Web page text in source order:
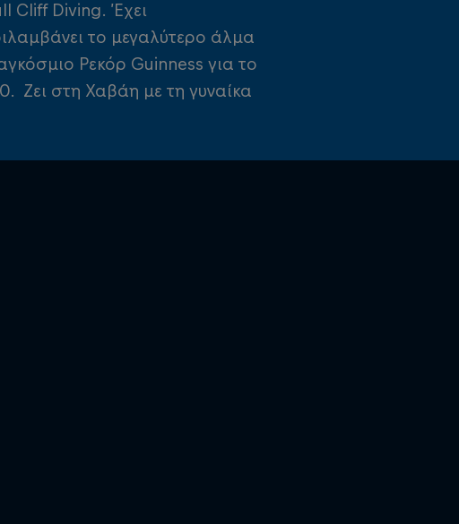
Cliff Diving. Έχει
το μεγαλύτερο άλμα
Ρεκόρ Guinness για το
Ζει στη Χαβάη με τη γυναίκα